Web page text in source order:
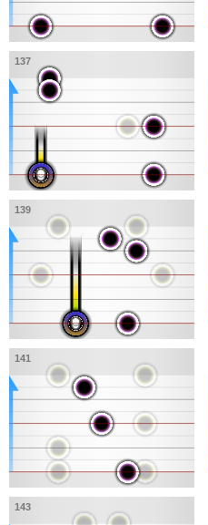
137
139
141
143